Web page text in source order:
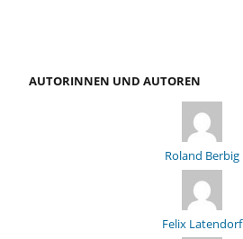
AUTORINNEN UND AUTOREN
Roland Berbig
Felix Latendorf